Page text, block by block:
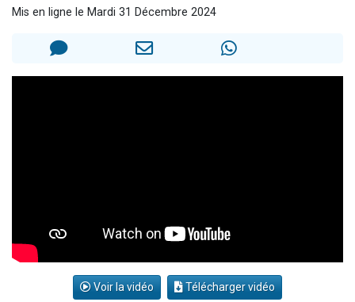
6 personnes viennent de faire un don pour 5 enfants déjà orphelins risquent de perdre leur maman
Mis en ligne le Mardi 31 Décembre 2024
Voir la vidéo Télécharger vidéo